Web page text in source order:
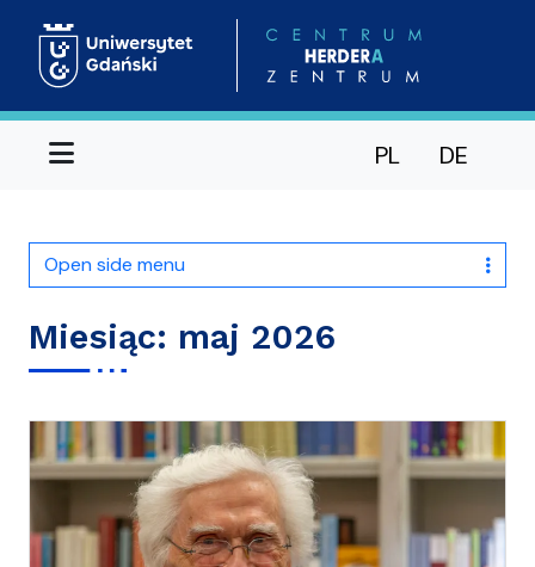
Menu PL DE
Open side menu
Miesiąc: maj 2026